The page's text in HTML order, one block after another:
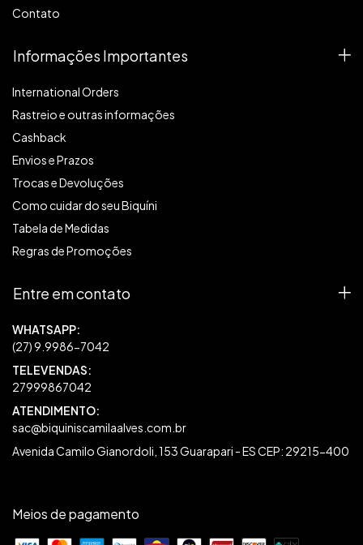
Contato
Informações Importantes
International Orders
Rastreio e outras informações
Cashback
Envios e Prazos
Trocas e Devoluções
Como cuidar do seu Biquíni
Tabela de Medidas
Regras de Promoções
Entre em contato
27999867042
sac@biquiniscamilaalves.com.br
Avenida Camilo Gianordoli, 153 Guarapari - ES CEP: 29215-400
Meios de pagamento